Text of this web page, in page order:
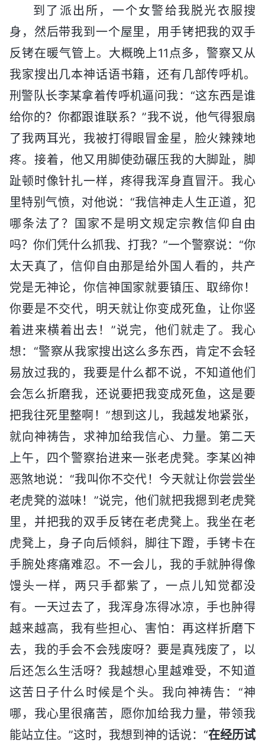
到了派出所，一个女警给我脱光衣服搜
身，然后带我到一个屋里，用手铐把我的双手
反铐在暖气管上。大概晚上11点多，警察又从
我家搜出几本神话语书籍，还有几部传呼机。
刑警队长李某拿着传呼机逼问我：“这东西是谁
给你的？你都跟谁联系？”我不说，他气得狠扇
了我两耳光，我被打得眼冒金星，脸火辣辣地
疼。接着，他又用脚使劲碾压我的大脚趾，脚
趾顿时像针扎一样，疼得我浑身直冒汗。我心
里特别气愤，对他说：“我信神走人生正道，犯
哪条法了？国家不是明文规定宗教信仰自由
吗？你们凭什么抓我、打我？”一个警察说：“你
太天真了，信仰自由那是给外国人看的，共产
党是无神论，你信神国家就要镇压、取缔你！
你要是不交代，明天就让你变成死鱼，让你竖
着进来横着出去！”说完，他们就走了。我心
想：“警察从我家搜出这么多东西，肯定不会轻
易放过我的，我要是什么都不说，不知道他们
会怎么折磨我，还说要把我变成死鱼，这是要
把我往死里整啊！”想到这儿，我越发地紧张，
就向神祷告，求神加给我信心、力量。第二天
上午，四个警察抬进来一张老虎凳。李某凶神
恶煞地说：“我叫你不交代！今天就让你尝尝坐
老虎凳的滋味！”说完，他们就把我摁到老虎凳
里，并把我的双手反铐在老虎凳上。我坐在老
虎凳上，身子向后倾斜，脚往下蹬，手铐卡在
手腕处疼痛难忍。不一会儿，我的手就肿得像
馒头一样，两只手都紫了，一点儿知觉都没
有。一天过去了，我浑身冻得冰凉，手也肿得
越来越高，我有些担心、害怕：再这样折磨下
去，我的手会不会残废呀？要是真残废了，以
后还怎么生活呀？我越想心里越难受，不知道
这苦日子什么时候是个头。我向神祷告：“神
哪，我心里很痛苦，愿你加给我力量，带领我
能站立住。”这时，我想到神的话说：“在经历试